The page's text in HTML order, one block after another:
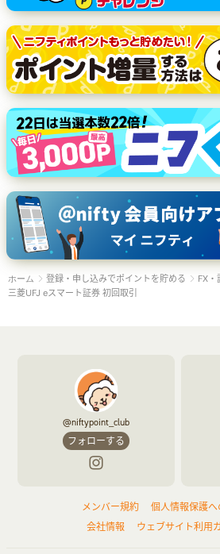
ホーム 登録・申し込みでポイントを貯める FX・
三菱UFJ eスマート証券 初回取引
@niftypoint_club
フォローする
メンバー規約
個人情報保護
会社情報
ウェブサイト利用